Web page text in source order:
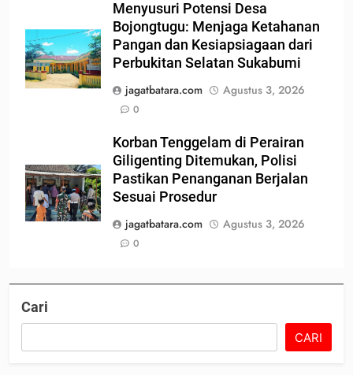
Menyusuri Potensi Desa
Bojongtugu: Menjaga Ketahanan
Pangan dan Kesiapsiagaan dari
Perbukitan Selatan Sukabumi
jagatbatara.com
Agustus 3, 2026
0
Korban Tenggelam di Perairan
Giligenting Ditemukan, Polisi
Pastikan Penanganan Berjalan
Sesuai Prosedur
jagatbatara.com
Agustus 3, 2026
0
Cari
CARI